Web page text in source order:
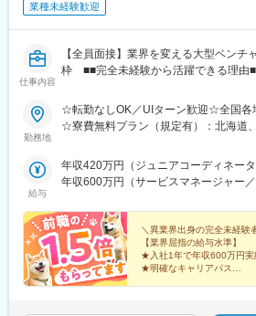
■やりがいは地域貢献：
通じ、「ありがとう」の言葉をもらえ
域から多くの「ありがとう」を一緒に
■ライフステージの変化があっても安
・当社の社員が転職活動をしなくてい
りました。
業種未経験歓迎
仕事内容
【全員面接】業界を変える大型ベンチ
枠 ■■完全未経験から活躍できる理由
勤務地
☆転勤なしOK／UIターン歓迎☆全国各
☆寮費無料プラン（規定有）：北海道
ス】◇地元採用・転勤なし可■東北／北
山形、福島■関東甲信越／茨城、栃木、
■関西／滋賀、京都、大阪、兵庫、奈
山、広島、山口、徳島、香川、愛媛、
崎、熊本、大分、宮崎、鹿児島、沖縄
越・香川・徳島・青森・多摩川にて新
ャリアチェンジによる昇格可能☆ペー
ご参照ください【2／全国マネージャ
給与
年収420万円（ジュニアコーディネー
年収600万円（サービスマネージャー／
＼異業界出身の完全未経験
【業界屈指の給与水準】
★入社1年で年収600万円実
★明確なキャリアパス